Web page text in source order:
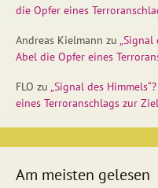
die Opfer eines
Andreas Kielmann zu „Signal
Abel die Opfer eines
FLO zu „Signal des
eines Terroranschlags zur
Am meisten gelesen